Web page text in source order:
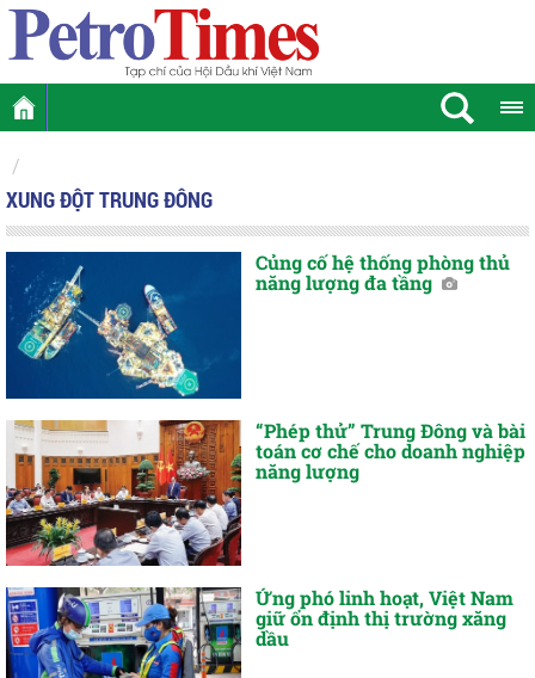
XUNG ĐỘT TRUNG ĐÔNG
Củng cố hệ thống phòng thủ
năng lượng đa tầng
“Phép thử” Trung Đông và bài
toán cơ chế cho doanh nghiệp
năng lượng
Ứng phó linh hoạt, Việt Nam
giữ ổn định thị trường xăng
dầu